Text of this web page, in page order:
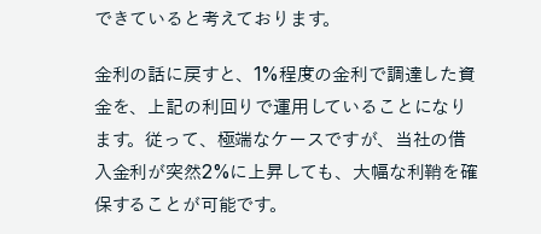
できていると考えております。
金利の話に戻すと、1%程度の金利で調達した資
金を、上記の利回りで運用していることになり
ます。従って、極端なケースですが、当社の借
入金利が突然2%に上昇しても、大幅な利鞘を確
保することが可能です。